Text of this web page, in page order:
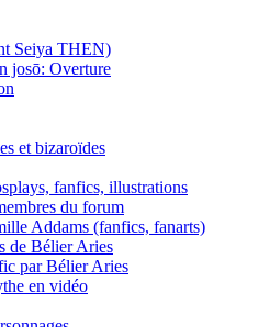
Seiya THEN)
josō: Overture
et bizaroïdes
fanfics, illustrations
du forum
Addams (fanfics, fanarts)
de Bélier Aries
par Bélier Aries
en vidéo